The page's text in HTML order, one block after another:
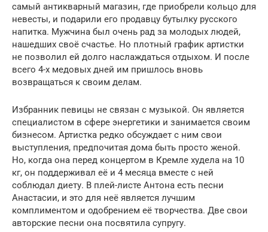
самый антикварный магазин, где приобрели кольцо для
невесты, и подарили его продавцу бутылку русского
напитка. Мужчина был очень рад за молодых людей,
нашедших своё счастье. Но плотный график артистки
не позволил ей долго наслаждаться отдыхом. И после
всего 4-х медовых дней им пришлось вновь
возвращаться к своим делам.
Избранник певицы не связан с музыкой. Он является
специалистом в сфере энергетики и занимается своим
бизнесом. Артистка редко обсуждает с ним свои
выступления, предпочитая дома быть просто женой.
Но, когда она перед концертом в Кремле худела на 10
кг, он поддерживал её и 4 месяца вместе с ней
соблюдал диету. В плей-листе Антона есть песни
Анастасии, и это для неё является лучшим
комплиментом и одобрением её творчества. Две свои
авторские песни она посвятила супругу.